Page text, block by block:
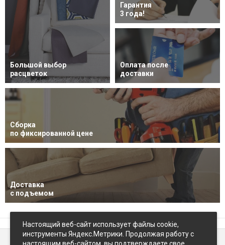
Большой выбор
расцветок
Гарантия
3 года!
Оплата после
доставки
Сборка
по фиксированной цене
Доставка
с подъемом
Настоящий веб-сайт использует файлы cookie,
инструменты Яндекс.Метрики. Продолжая работу с